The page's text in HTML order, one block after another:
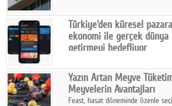
Turkish Bank'ın ticaret unvanının
karar verildi.
Türkiye'den küresel
ekonomi ile gerçek
getirmeyi hedefliyor
ekonomi ile gerçek dünya
kurmayı hedefleyen vizyonuyla
Yazın Artan Meyve
Meyvelerin Avantajları
Feast, hasat döneminde özenle